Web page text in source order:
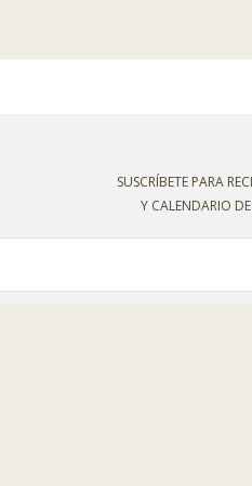
SUSCRÍBETE PARA
Y CALENDARIO